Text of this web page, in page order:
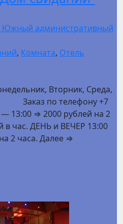
Южный административный
, Комната, Отель
Вторник, Среда,
по телефону +7
13:00 ⇒ 2000 рублей на 2
в час. ДЕНЬ и ВЕЧЕР 13:00
2 часа. Далее ⇒